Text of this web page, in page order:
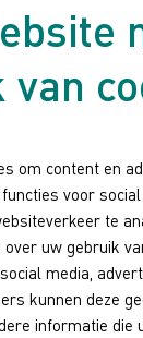
om content en
voor
te
uw gebruik
media,
kunnen deze
informatie die